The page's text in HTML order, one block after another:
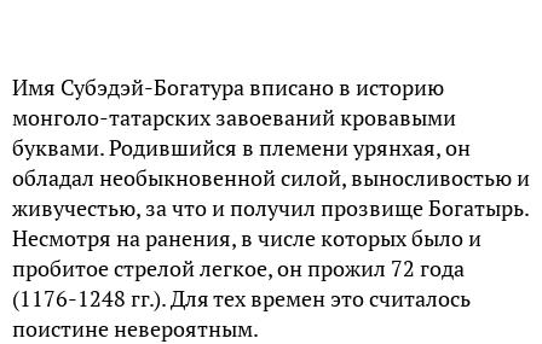
Имя Субэдэй-Богатура вписано в историю
монголо-татарских завоеваний кровавыми
буквами. Родившийся в племени урянхая, он
обладал необыкновенной силой, выносливостью и
живучестью, за что и получил прозвище Богатырь.
Несмотря на ранения, в числе которых было и
пробитое стрелой легкое, он прожил 72 года
(1176-1248 гг.). Для тех времен это считалось
поистине невероятным.